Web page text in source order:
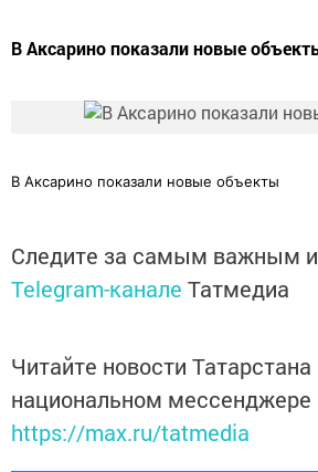
В Аксарино показали новые
В Аксарино показали новые объекты
Следите за самым важным
Telegram-канале Татмедиа
Читайте новости Татарстана
национальном
https://max.ru/tatmedia